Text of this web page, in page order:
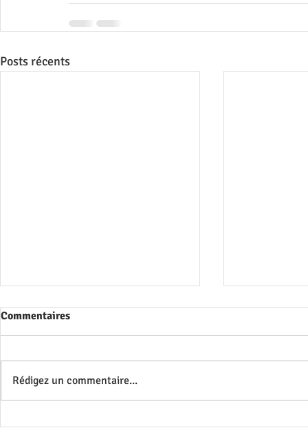
Posts récents
Commentaires
Rédigez un commentaire...